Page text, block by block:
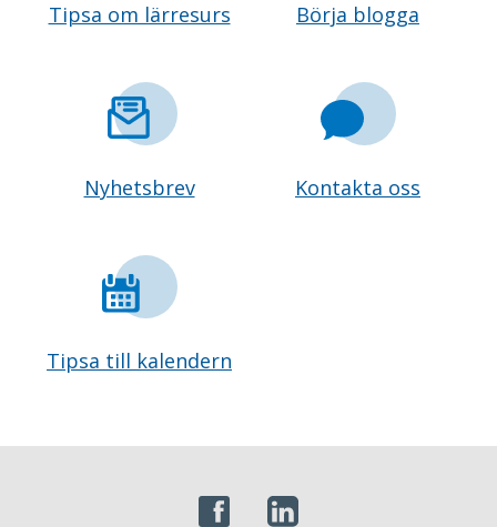
Tipsa om lärresurs Börja blogga
Nyhetsbrev Kontakta oss
Tipsa till kalendern